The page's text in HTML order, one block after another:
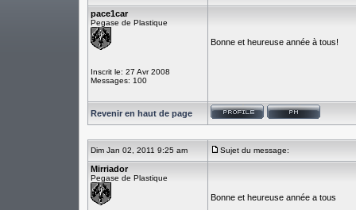
pace1car
Pegase de Plastique
Inscrit le: 27 Avr 2008
Messages: 100
Bonne et heureuse année à tous!
Revenir en haut de page
Dim Jan 02, 2011 9:25 am Sujet du message:
Mirriador
Pegase de Plastique
Bonne et heureuse année a tous